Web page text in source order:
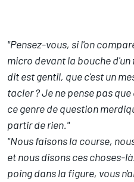
"Pensez-vous, si l'on
micro devant la bouche
dit est gentil, que c'est un
tacler ? Je ne pense pas
ce genre de question
partir de rien."
"Nous faisons la course,
et nous disons ces choses-
poing dans la figure, vous